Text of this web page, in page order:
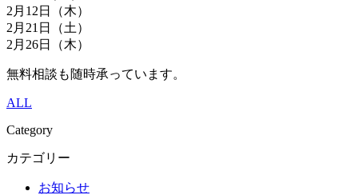
2月12日（木）
2月21日（土）
2月26日（木）
無料相談も随時承っています。
ALL
Category
カテゴリー
お知らせ